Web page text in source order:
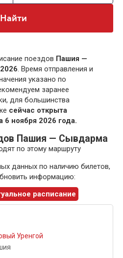
Найти
поездов Пашия —
. Время отправления и
указано по
заранее
для большинства
сейчас открыта
ноября 2026 года.
Пашия — Сывдарма
по этому маршруту
данных по наличию билетов,
информацию:
расписание
Уренгой